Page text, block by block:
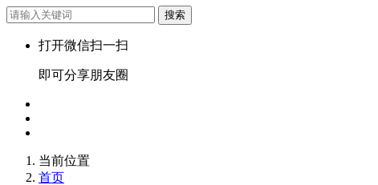
搜索
打开微信扫一扫
即可分享朋友圈
当前位置
首页